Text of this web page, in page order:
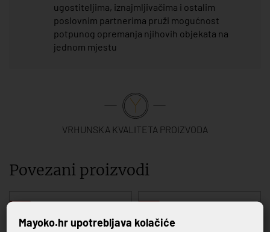
ugostiteljima, iznajmljivačima i ostalim
poslovnim partnerima pruži mogućnost
potpunog opremanja njihovih objekata na
jednom mjestu
VRHUNSKA KVALITETA PROIZVODA
Povezani proizvodi
Mayoko.hr upotrebljava kolačiće